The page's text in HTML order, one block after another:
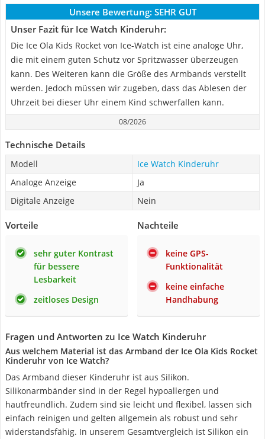
Unsere Bewertung: SEHR GUT
Unser Fazit für Ice Watch Kinderuhr:
Die Ice Ola Kids Rocket von Ice-Watch ist eine analoge Uhr,
die mit einem guten Schutz vor Spritzwasser überzeugen
kann. Des Weiteren kann die Größe des Armbands verstellt
werden. Jedoch müssen wir zugeben, dass das Ablesen der
Uhrzeit bei dieser Uhr einem Kind schwerfallen kann.
08/2026
Technische Details
Modell
Ice Watch Kinderuhr
Analoge Anzeige
Ja
Digitale Anzeige
Nein
Vorteile
sehr guter Kontrast
für bessere
Lesbarkeit
zeitloses Design
Nachteile
keine GPS-
Funktionalität
keine einfache
Handhabung
Fragen und Antworten zu Ice Watch Kinderuhr
Aus welchem Material ist das Armband der Ice Ola Kids Rocket
Kinderuhr von Ice Watch?
Das Armband dieser Kinderuhr ist aus Silikon.
Silikonarmbänder sind in der Regel hypoallergen und
hautfreundlich. Zudem sind sie leicht und flexibel, lassen sich
einfach reinigen und gelten allgemein als robust und sehr
widerstandsfähig. In unserem Gesamtvergleich ist Silikon ein